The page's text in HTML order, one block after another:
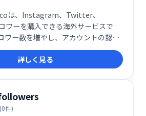
は、Instagram、Twitter、
ワーを購入できる海外サービスで
ワー数を増やし、アカウントの認知
い方におすすめです。ただし、不正
はアカウント停止のリスクも伴いま
ご注意ください。
詳しく見る
(0件)